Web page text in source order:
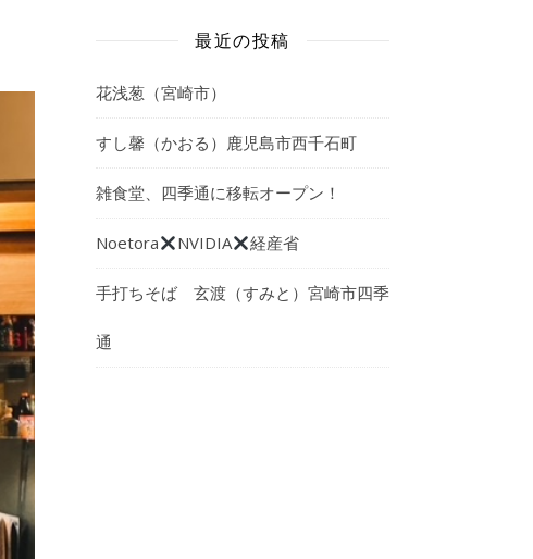
最近の投稿
花浅葱（宮崎市）
すし馨（かおる）鹿児島市西千石町
雑食堂、四季通に移転オープン！
Noetora NVIDIA 経産省
手打ちそば 玄渡（すみと）宮崎市四季
通